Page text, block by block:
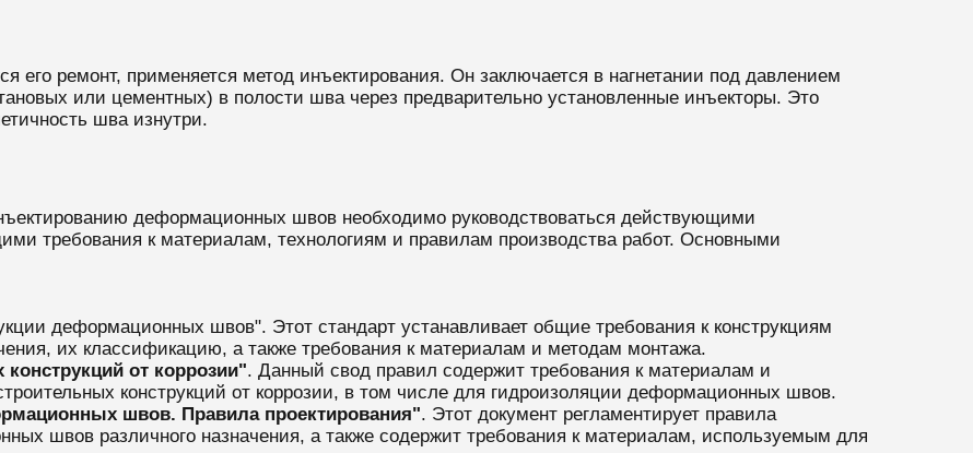
его ремонт, применяется метод инъектирования. Он заключается в нагнетании под давлением
или цементных) в полости шва через предварительно установленные инъекторы. Это
шва изнутри.
деформационных швов необходимо руководствоваться действующими
требования к материалам, технологиям и правилам производства работ. Основными
деформационных швов". Этот стандарт устанавливает общие требования к конструкциям
их классификацию, а также требования к материалам и методам монтажа.
от коррозии". Данный свод правил содержит требования к материалам и
конструкций от коррозии, в том числе для гидроизоляции деформационных швов.
швов. Правила проектирования". Этот документ регламентирует правила
швов различного назначения, а также содержит требования к материалам, используемым для